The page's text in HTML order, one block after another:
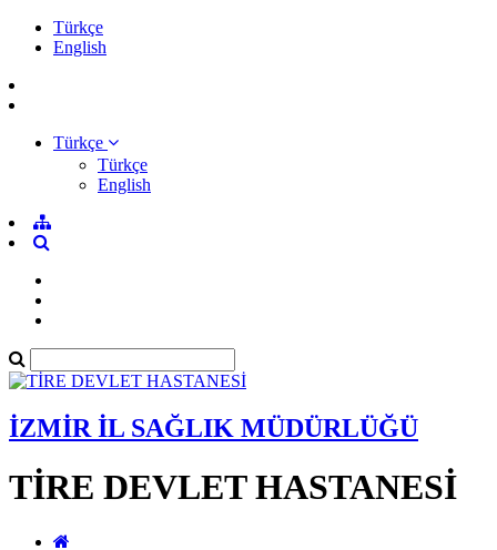
Türkçe
English
Türkçe
Türkçe
English
İZMİR İL SAĞLIK MÜDÜRLÜĞÜ
TİRE DEVLET HASTANESİ